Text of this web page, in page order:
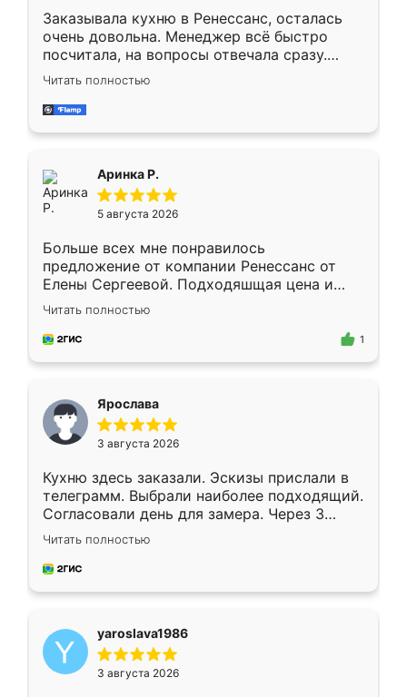
Заказывала кухню в Ренессанс, осталась
очень довольна. Менеджер всё быстро
посчитала, на вопросы отвечала сразу.
Замерщик приехал в субботу, подошёл к
делу со всей ответственностью. Собрали
за день, ребята работали аккуратно, даже
Читать полностью
Аринка Р.
5 августа 2026
Больше всех мне понравилось
предложение от компании Ренессанс от
Елены Сергеевой. Подходяшщая цена и
короткие сроки изготовления. Приехавший
для замера сотрудник Владислав
предложил по моему эскизу самый
Читать полностью
1
Ярослава
3 августа 2026
Кухню здесь заказали. Эскизы прислали в
телеграмм. Выбрали наиболее подходящий.
Согласовали день для замера. Через 3
недели кухня была уже готова. Остались
довольны работой. Спасибо Ренессанс
мебель за качественную работу!
Читать полностью
yaroslava1986
3 августа 2026